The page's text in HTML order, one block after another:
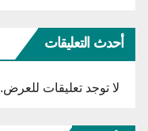
أحدث التعليقات
لا توجد تعليقات للعرض.